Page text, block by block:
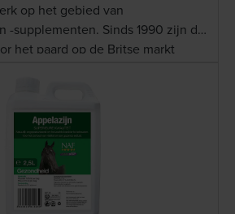
op het gebied van
-supplementen. Sinds 1990 zijn de
het paard op de Britse markt
en dierenartsen.
zijn innovatieve,
oplossingen die
manier ondersteunen. De
wereldwijd aanbevolen door ruiters